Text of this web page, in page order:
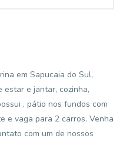
em Sapucaia do Sul,
estar e jantar, cozinha,
, pátio nos fundos com
e vaga para 2 carros. Venha
com um de nossos